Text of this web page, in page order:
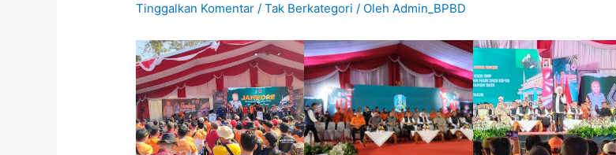
Tinggalkan Komentar /Tak Berkategori / OlehAdmin_BPBD